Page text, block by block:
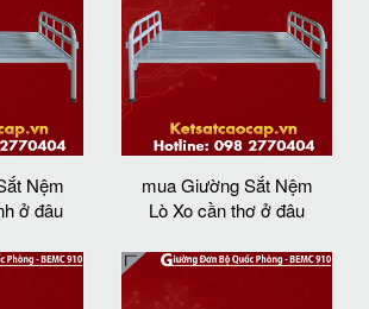
Nệm
ở đâu
mua Giường Sắt Nệm
Lò Xo cần thơ ở đâu